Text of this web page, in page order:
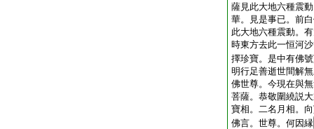
薩見此大地六種震
華。見是事已。前
此大地六種震動。
時東方去此一恒河
擇珍寶。是中有佛
明行足善逝世間解
佛世尊。今現在與
菩薩。恭敬圍繞説
寶相。二名月相。
佛言。世尊。何因縁